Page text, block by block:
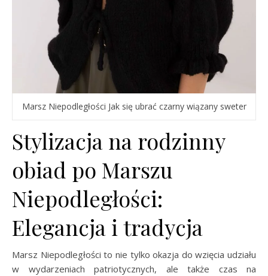
Marsz Niepodległości Jak się ubrać czarny wiązany sweter
Stylizacja na rodzinny
obiad po Marszu
Niepodległości:
Elegancja i tradycja
Marsz Niepodległości to nie tylko okazja do wzięcia udziału
w wydarzeniach patriotycznych, ale także czas na